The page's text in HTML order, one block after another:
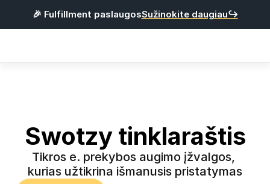
🎉 Fulfillment paslaugosSužinokite daugiau↪
Pris ijungti
Swotzy tinklaraštis
Tikros e. prekybos augimo įžvalgos,
kurias užtikrina išmanusis pristatymas